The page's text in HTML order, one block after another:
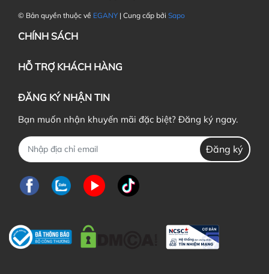
© Bản quyền thuộc về EGANY | Cung cấp bởi Sapo
CHÍNH SÁCH
HỖ TRỢ KHÁCH HÀNG
ĐĂNG KÝ NHẬN TIN
Bạn muốn nhận khuyến mãi đặc biệt? Đăng ký ngay.
Đăng ký